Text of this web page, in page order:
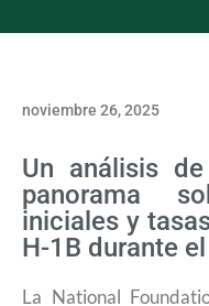
noviembre 26, 2025
Un análisis
panorama
iniciales y
H-1B durante
La National